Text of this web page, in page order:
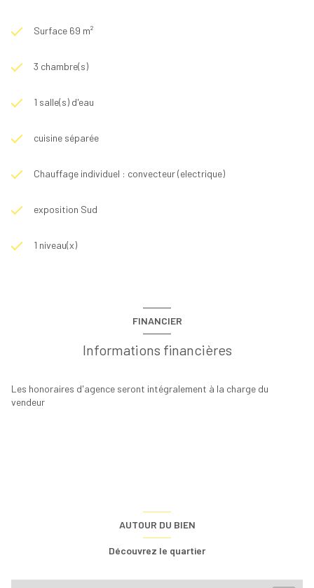
Surface 69 m²
3 chambre(s)
1 salle(s) d'eau
cuisine séparée
Chauffage individuel : convecteur (electrique)
exposition Sud
1 niveau(x)
FINANCIER
Informations financières
Les honoraires d'agence seront intégralement à la charge du
vendeur
AUTOUR DU BIEN
Découvrez le quartier